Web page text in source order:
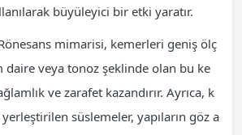
büyüleyici bir etki yaratır.
mimarisi, kemerleri geniş ölç
daire veya tonoz şeklinde olan bu ke
ve zarafet kazandırır. Ayrıca, k
süslemeler, yapıların göz a